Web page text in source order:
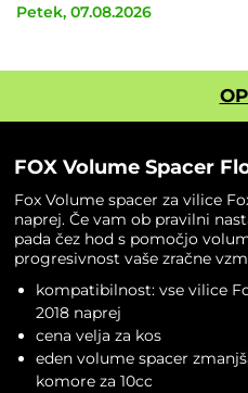
Petek, 07.08.2026
FOX Volume Spacer
Fox Volume spacer za vilice
naprej. Če vam ob pravilni
pada čez hod s pomočjo
progresivnost vaše zračne
kompatibilnost: vse vilice
2018 naprej
cena velja za kos
eden volume spacer
komore za 10cc